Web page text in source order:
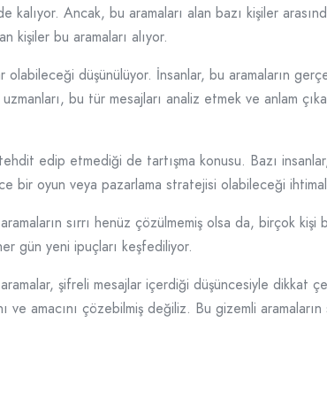
kalıyor. Ancak, bu aramaları alan bazı kişiler
kişiler bu aramaları alıyor.
olabileceği düşünülüyor. İnsanlar, bu aramaların
bu tür mesajları analiz etmek ve anlam
edip etmediği de tartışma konusu. Bazı
bir oyun veya pazarlama stratejisi olabileceği
sırrı henüz çözülmemiş olsa da, birçok kişi
gün yeni ipuçları keşfediliyor.
şifreli mesajlar içerdiği düşüncesiyle dikkat
ve amacını çözebilmiş değiliz. Bu gizemli